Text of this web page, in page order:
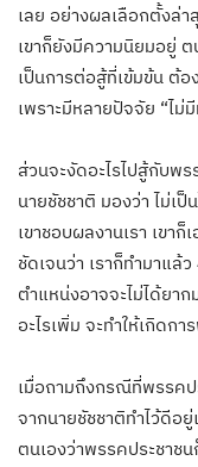
เลย อย่างผลเลือกตั้งล่
เขาก็ยังมีความนิยมอยู่ ต
เป็นการต่อสู้ที่เข้มข้น ต้
เพราะมีหลายปัจจัย “ไม่
ส่วนจะงัดอะไรไปสู้กับพ
นายชัชชาติ มองว่า ไม่เ
เขาชอบผลงานเรา เขาก็
ชัดเจนว่า เราก็ทำมาแล้
ตำแหน่งอาจจะไม่ได้ยา
อะไรเพิ่ม จะทำให้เกิดก
เมื่อถามถึงกรณีที่พรรคป
จากนายชัชชาติทำไว้ดีอ
ตนเองว่าพรรคประชาชน